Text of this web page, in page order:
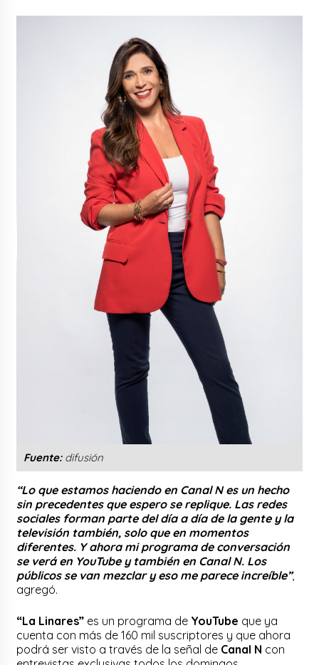
Fuente:difusión
“Lo que estamos haciendo en Canal N es un hecho
sin precedentes que espero se replique. Las redes
sociales forman parte del día a día de la gente y la
televisión también, solo que en momentos
diferentes. Y ahora mi programa de conversación
se verá en YouTube y también en Canal N. Los
públicos se van mezclar y eso me parece increíble”,
agregó.
“La Linares” es un programa de YouTube que ya
cuenta con más de 160 mil suscriptores y que ahora
podrá ser visto a través de la señal de Canal N con